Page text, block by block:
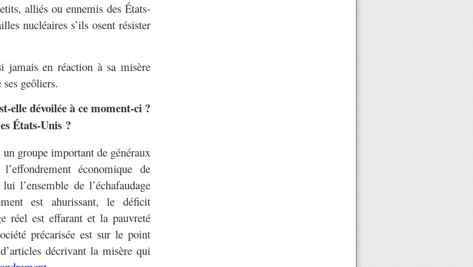
alliés ou ennemis des États-
nucléaires s’ils osent résister
jamais en réaction à sa misère
geôliers.
elle dévoilée à ce moment-ci ?
États-Unis ?
important de généraux
économique de
l’ensemble de l’échafaudage
est ahurissant, le déficit
réel est effarant et la pauvreté
précarisée est sur le point
décrivant la misère qui